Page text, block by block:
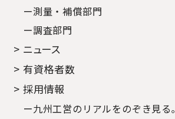
ー測量・補償部門
ー調査部門
> ニュース
> 有資格者数
> 採用情報
ー九州工営のリアルをのぞき見る｡